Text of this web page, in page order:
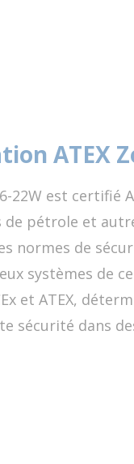
ATEX
22W est certifié
de pétrole et
normes de
systèmes de
et ATEX,
sécurité dans